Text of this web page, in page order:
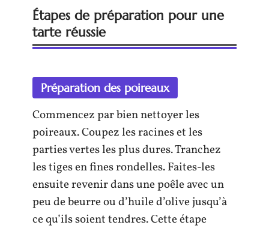
Étapes de préparation pour une
tarte réussie
Préparation des poireaux
Commencez par bien nettoyer les
poireaux. Coupez les racines et les
parties vertes les plus dures. Tranchez
les tiges en fines rondelles. Faites-les
ensuite revenir dans une poêle avec un
peu de beurre ou d’huile d’olive jusqu’à
ce qu’ils soient tendres. Cette étape